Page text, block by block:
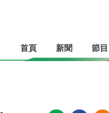
首頁 新聞 節目